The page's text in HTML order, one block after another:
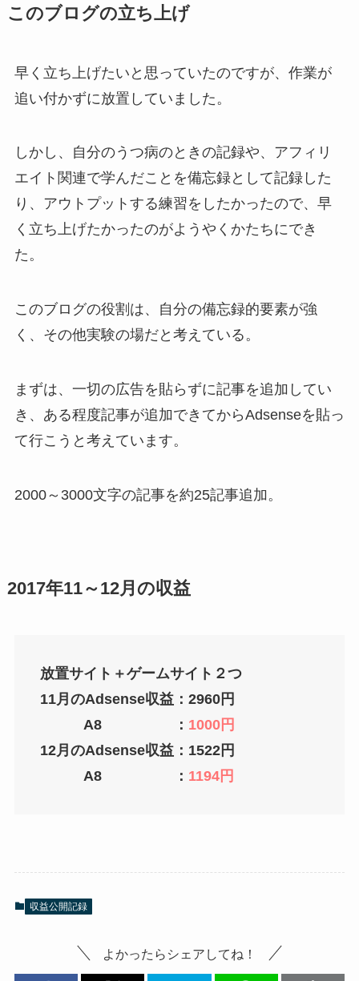
このブログの立ち上げ
早く立ち上げたいと思っていたのですが、作業が
追い付かずに放置していました。
しかし、自分のうつ病のときの記録や、アフィリ
エイト関連で学んだことを備忘録として記録した
り、アウトプットする練習をしたかったので、早
く立ち上げたかったのがようやくかたちにでき
た。
このブログの役割は、自分の備忘録的要素が強
く、その他実験の場だと考えている。
まずは、一切の広告を貼らずに記事を追加してい
き、ある程度記事が追加できてからAdsenseを貼っ
て行こうと考えています。
2000～3000文字の記事を約25記事追加。
2017年11～12月の収益
放置サイト＋ゲームサイト２つ
11月のAdsense収益：2960円
A8 ： 1000円
12月のAdsense収益：1522円
A8 ： 1194円
収益公開記録
よかったらシェアしてね！